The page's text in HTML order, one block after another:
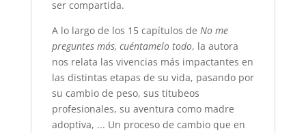
ser compartida.
A lo largo de los 15 capítulos de No me
preguntes más, cuéntamelo todo, la autora
nos relata las vivencias más impactantes en
las distintas etapas de su vida, pasando por
su cambio de peso, sus titubeos
profesionales, su aventura como madre
adoptiva, ... Un proceso de cambio que en